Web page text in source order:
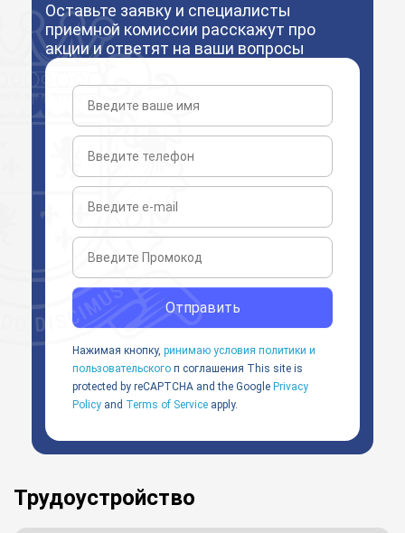
Оставьте заявку и специалисты
приемной комиссии расскажут про
акции и ответят на ваши вопросы
Отправить
Нажимая кнопку, ринимаю условия политики и
пользовательского п соглашения This site is
protected by reCAPTCHA and the Google Privacy
Policy and Terms of Service apply.
Трудоустройство